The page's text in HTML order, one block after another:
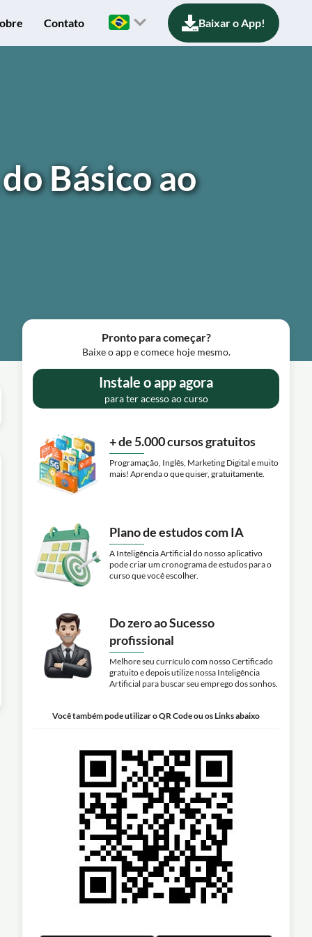
Contato Baixar o App!
Básico ao
Pronto para começar?
Baixe o app e comece hoje mesmo.
Instale o app agora
para ter acesso ao curso
+ de 5.000 cursos gratuitos
Programação, Inglês, Marketing Digital e muito
mais! Aprenda o que quiser, gratuitamente.
Plano de estudos com IA
A Inteligência Artificial do nosso aplicativo
pode criar um cronograma de estudos para o
curso que você escolher.
Do zero ao Sucesso
profissional
Melhore seu currículo com nosso Certificado
gratuito e depois utilize nossa Inteligência
Artificial para buscar seu emprego dos sonhos.
Você também pode utilizar o QR Code ou os Links abaixo